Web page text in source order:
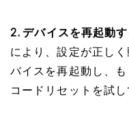
2. デバイスを再起動す
により、設定が正し
バイスを再起動し、
コードリセットを試し